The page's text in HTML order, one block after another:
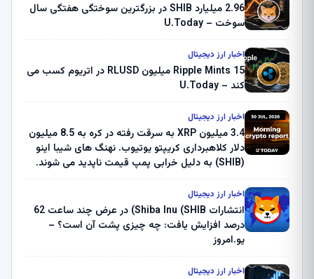
2.96 میلیارد SHIB در بزرگترین سوختگی هفتگی سال
سوخت – U.Today
اخبار ارز دیجیتال
Ripple Mints 15 میلیون RLUSD در اتریوم کسب می
کند – U.Today
اخبار ارز دیجیتال
3.4 میلیون XRP به سرقت رفته در کره به 8.5 میلیون
دلار کلاهبرداری کریپتو یوتیوب. نهنگ های شیبا اینو
(SHIB) به دلیل خرابی پمپ قیمت ناپدید می شوند.
ثبت کرد – گزارش کریپتو صبح – U.Today
اخبار ارز دیجیتال
انتشارات Shiba Inu (SHIB) در عرض چند ساعت 62
درصد افزایش یافت: چه چیزی پشت آن است؟ –
یو.امروز
اخبار ارز دیجیتال